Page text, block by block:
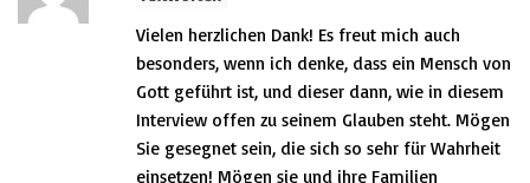
Vielen herzlichen Dank! Es freut mich auch
besonders, wenn ich denke, dass ein Mensch von
Gott geführt ist, und dieser dann, wie in diesem
Interview offen zu seinem Glauben steht. Mögen
Sie gesegnet sein, die sich so sehr für Wahrheit
einsetzen! Mögen sie und ihre Familien